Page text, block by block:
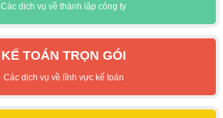
Các dịch vụ về thành lập công ty
KẾ TOÁN TRỌN GÓI
Các dịch vụ về lĩnh vực kế toán